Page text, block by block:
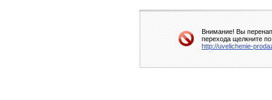
Внимание! Вы
перехода щелкните
http://uvelichenie-